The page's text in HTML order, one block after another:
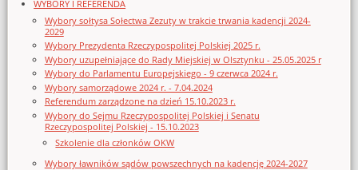
WYBORY I REFERENDA
Wybory sołtysa Sołectwa Zezuty w trakcie trwania kadencji 2024-
2029
Wybory Prezydenta Rzeczypospolitej Polskiej 2025 r.
Wybory uzupełniające do Rady Miejskiej w Olsztynku - 25.05.2025 r
Wybory do Parlamentu Europejskiego - 9 czerwca 2024 r.
Wybory samorządowe 2024 r. - 7.04.2024
Referendum zarządzone na dzień 15.10.2023 r.
Wybory do Sejmu Rzeczypospolitej Polskiej i Senatu
Rzeczypospolitej Polskiej - 15.10.2023
Szkolenie dla członków OKW
Wybory ławników sądów powszechnych na kadencję 2024-2027